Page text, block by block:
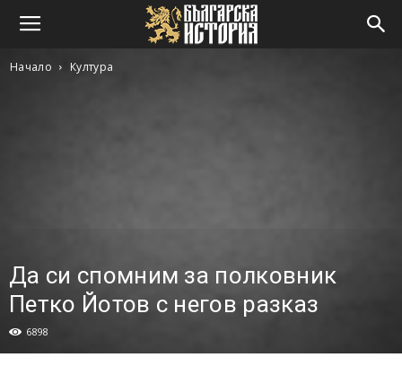
Начало Култура
Да си спомним за полковник
Петко Йотов с негов разказ
6898